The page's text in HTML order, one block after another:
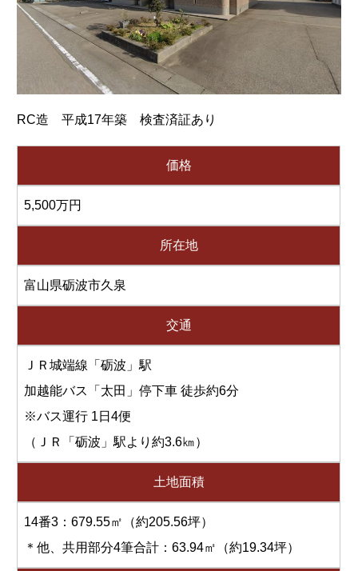
RC造 平成17年築 検査済証あり
価格
5,500万円
所在地
富山県砺波市久泉
交通
ＪＲ城端線「砺波」駅
加越能バス「太田」停下車 徒歩約6分
※バス運行 1日4便
（ＪＲ「砺波」駅より約3.6㎞）
土地面積
14番3：679.55㎡（約205.56坪）
＊他、共用部分4筆合計：63.94㎡（約19.34坪）